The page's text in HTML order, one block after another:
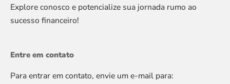
Explore conosco e potencialize sua jornada rumo ao
sucesso financeiro!
Entre em contato
Para entrar em contato, envie um e-mail para: